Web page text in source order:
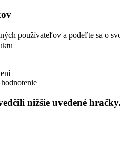
používateľov a podeľte sa o
nižšie uvedené